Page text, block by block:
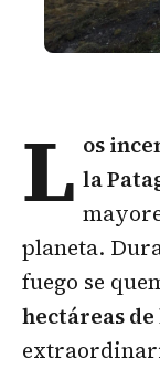
L os
la
planeta.
fuego se
hectáreas de